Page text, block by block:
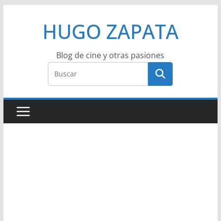
HUGO ZAPATA
Blog de cine y otras pasiones